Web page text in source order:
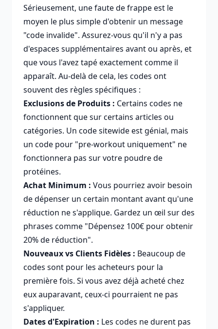
Sérieusement, une faute de frappe est le
moyen le plus simple d'obtenir un message
"code invalide". Assurez-vous qu'il n'y a pas
d'espaces supplémentaires avant ou après, et
que vous l'avez tapé exactement comme il
apparaît. Au-delà de cela, les codes ont
souvent des règles spécifiques :
Exclusions de Produits : Certains codes ne
fonctionnent que sur certains articles ou
catégories. Un code sitewide est génial, mais
un code pour "pre-workout uniquement" ne
fonctionnera pas sur votre poudre de
protéines.
Achat Minimum : Vous pourriez avoir besoin
de dépenser un certain montant avant qu'une
réduction ne s'applique. Gardez un œil sur des
phrases comme "Dépensez 100€ pour obtenir
20% de réduction".
Nouveaux vs Clients Fidèles : Beaucoup de
codes sont pour les acheteurs pour la
première fois. Si vous avez déjà acheté chez
eux auparavant, ceux-ci pourraient ne pas
s'appliquer.
Dates d'Expiration : Les codes ne durent pas